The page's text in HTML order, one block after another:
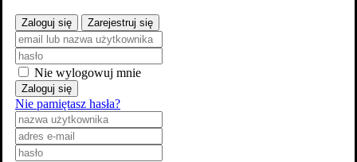
Zwiastuny
Zaloguj się Zarejestruj się
Nie wylogowuj mnie
Zaloguj się
Nie pamiętasz hasła?